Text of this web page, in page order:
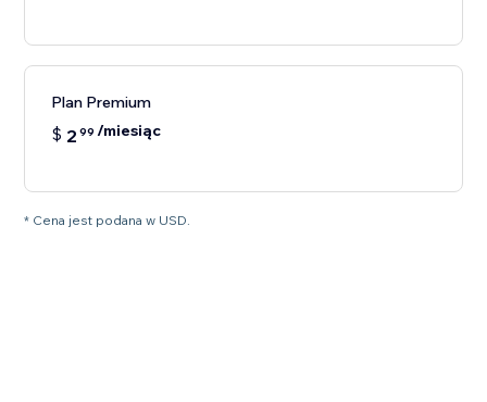
Plan Premium
$ 2 99 /miesiąc
* Cena jest podana w USD.